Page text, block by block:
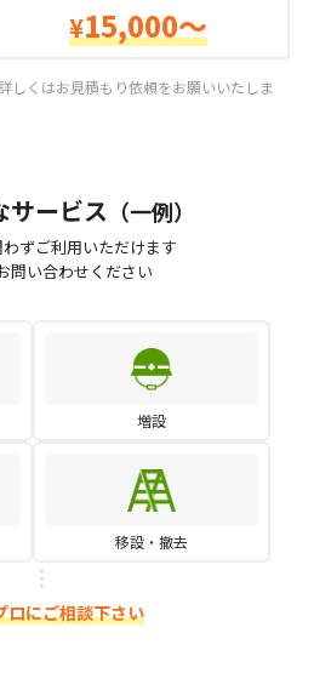
¥15,000～
しくはお見積もり依頼をお願いいたしま
サービス （一例）
ずご利用いただけます
問い合わせください
増設
移設・撤去
ロにご相談下さい